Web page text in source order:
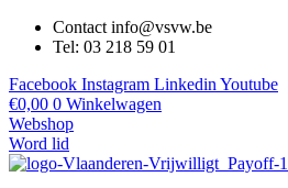
Contact info@vsvw.be
Tel: 03 218 59 01
Facebook Instagram Linkedin Youtube
€0,00 0 Winkelwagen
Webshop
Word lid